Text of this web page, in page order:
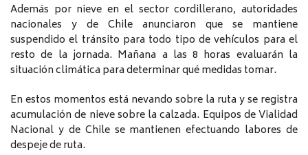
Además por nieve en el sector cordillerano, autoridades
nacionales y de Chile anunciaron que se mantiene
suspendido el tránsito para todo tipo de vehículos para el
resto de la jornada. Mañana a las 8 horas evaluarán la
situación climática para determinar qué medidas tomar.
En estos momentos está nevando sobre la ruta y se registra
acumulación de nieve sobre la calzada. Equipos de Vialidad
Nacional y de Chile se mantienen efectuando labores de
despeje de ruta.